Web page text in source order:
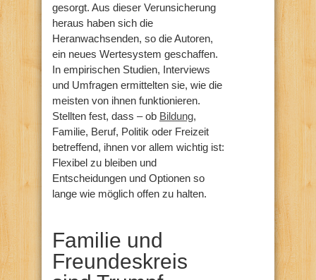
gesorgt. Aus dieser Verunsicherung
heraus haben sich die
Heranwachsenden, so die Autoren,
ein neues Wertesystem geschaffen.
In empirischen Studien, Interviews
und Umfragen ermittelten sie, wie die
meisten von ihnen funktionieren.
Stellten fest, dass – ob Bildung,
Familie, Beruf, Politik oder Freizeit
betreffend, ihnen vor allem wichtig ist:
Flexibel zu bleiben und
Entscheidungen und Optionen so
lange wie möglich offen zu halten.
Familie und
Freundeskreis